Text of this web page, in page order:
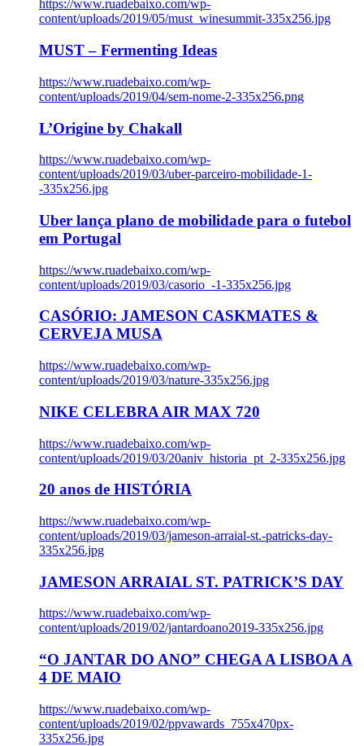
https://www.ruadebaixo.com/wp-
content/uploads/2019/05/must_winesummit-335x256.jpg
MUST – Fermenting Ideas
https://www.ruadebaixo.com/wp-
content/uploads/2019/04/sem-nome-2-335x256.png
L’Origine by Chakall
https://www.ruadebaixo.com/wp-
content/uploads/2019/03/uber-parceiro-mobilidade-1-
-335x256.jpg
Uber lança plano de mobilidade para o futebol
em Portugal
https://www.ruadebaixo.com/wp-
content/uploads/2019/03/casorio_-1-335x256.jpg
CASÓRIO: JAMESON CASKMATES &
CERVEJA MUSA
https://www.ruadebaixo.com/wp-
content/uploads/2019/03/nature-335x256.jpg
NIKE CELEBRA AIR MAX 720
https://www.ruadebaixo.com/wp-
content/uploads/2019/03/20aniv_historia_pt_2-335x256.jpg
20 anos de HISTÓRIA
https://www.ruadebaixo.com/wp-
content/uploads/2019/03/jameson-arraial-st.-patricks-day-
335x256.jpg
JAMESON ARRAIAL ST. PATRICK’S DAY
https://www.ruadebaixo.com/wp-
content/uploads/2019/02/jantardoano2019-335x256.jpg
“O JANTAR DO ANO” CHEGA A LISBOA A
4 DE MAIO
https://www.ruadebaixo.com/wp-
content/uploads/2019/02/ppvawards_755x470px-
335x256.jpg